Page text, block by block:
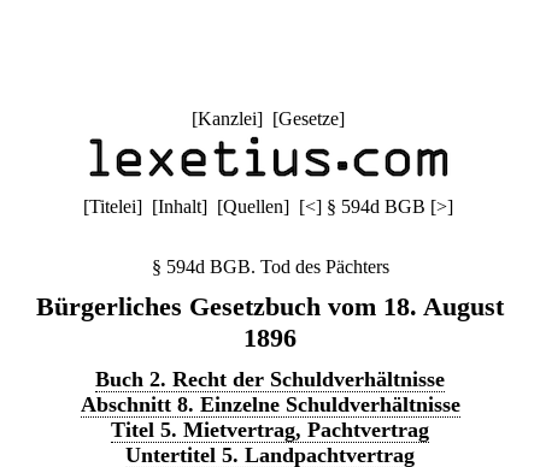
[Kanzlei] [Gesetze]
[Titelei] [Inhalt] [Quellen] [<] § 594d BGB [>]
§ 594d BGB. Tod des Pächters
Bürgerliches Gesetzbuch vom 18. August
1896
Buch 2. Recht der Schuldverhältnisse
Abschnitt 8. Einzelne Schuldverhältnisse
Titel 5. Mietvertrag, Pachtvertrag
Untertitel 5. Landpachtvertrag